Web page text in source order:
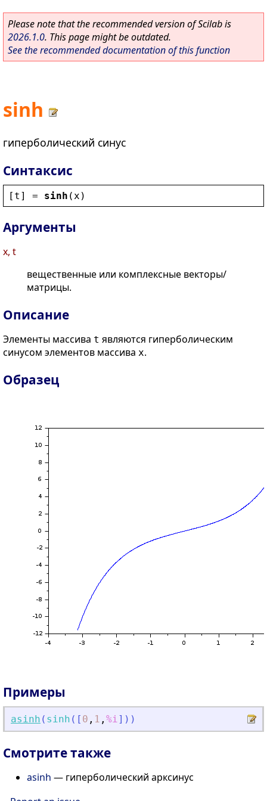
Please note that the recommended version of Scilab is
2026.1.0. This page might be outdated.
See the recommended documentation of this function
sinh
гиперболический синус
Синтаксис
[ t ] = sinh ( x )
Аргументы
x, t
вещественные или комплексные векторы/
матрицы.
Описание
Элементы массива t являются гиперболическим
синусом элементов массива x.
Образец
Примеры
asinh ( sinh ( [ 0 , 1 , %i] ) )
Смотрите также
asinh — гиперболический арксинус